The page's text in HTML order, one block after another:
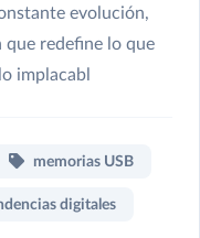
evolución,
que redefine lo que
implacabl
memorias USB
digitales